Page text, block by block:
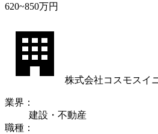
620~850万円
株式会社コスモスイ
業界 ：
建設・不動産
職種 ：